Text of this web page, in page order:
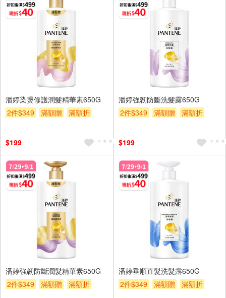
潘婷染燙修護潤髮精華素650G
2件$349
滿額贈
滿額折
$199
潘婷強韌防斷洗髮露650G
2件$349
滿額贈
滿額折
$199
潘婷強韌防斷潤髮精華素650G
2件$349
滿額贈
滿額折
潘婷垂順直髮洗髮露650G
2件$349
滿額贈
滿額折